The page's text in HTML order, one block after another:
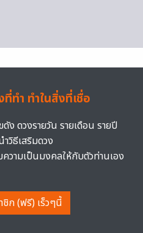
ทำ ทำในสิ่งที่เชื่อ
ง ดวงรายวัน รายเดือน รายปี
วิธีเสริมดวง
วามเป็นมงคลให้กับตัวท่านเอง
ก (ฟรี) เร็วๆนี้